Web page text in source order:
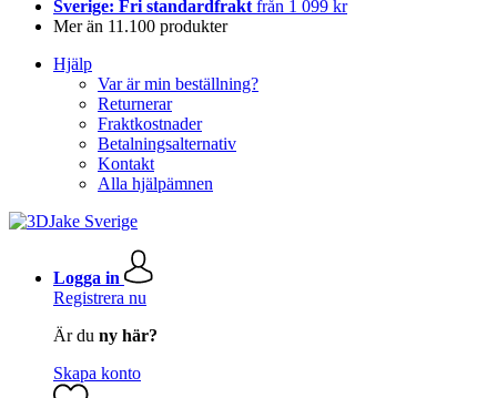
Sverige: Fri standardfrakt från 1 099 kr
Mer än 11.100 produkter
Hjälp
Var är min beställning?
Returnerar
Fraktkostnader
Betalningsalternativ
Kontakt
Alla hjälpämnen
Logga in
Registrera nu
Är du ny här?
Skapa konto